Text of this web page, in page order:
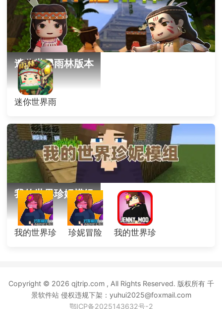
迷你世界雨林版本
迷你世界雨
我的世界珍妮模组
我的世界珍
珍妮冒险
我的世界珍
Copyright © 2026 qjtrip.com , All Rights Reserved. 版权所有 千
景软件站 侵权违规下架：yuhui2025@foxmail.com
鄂ICP备2025143632号-2